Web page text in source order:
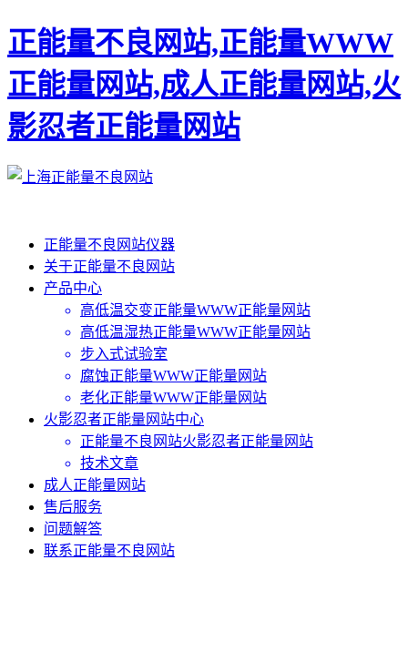
正能量不良网站,正能量WWW
正能量网站,成人正能量网站,火
影忍者正能量网站
正能量不良网站仪器
关于正能量不良网站
产品中心
高低温交变正能量WWW正能量网站
高低温湿热正能量WWW正能量网站
步入式试验室
腐蚀正能量WWW正能量网站
老化正能量WWW正能量网站
火影忍者正能量网站中心
正能量不良网站火影忍者正能量网站
技术文章
成人正能量网站
售后服务
问题解答
联系正能量不良网站